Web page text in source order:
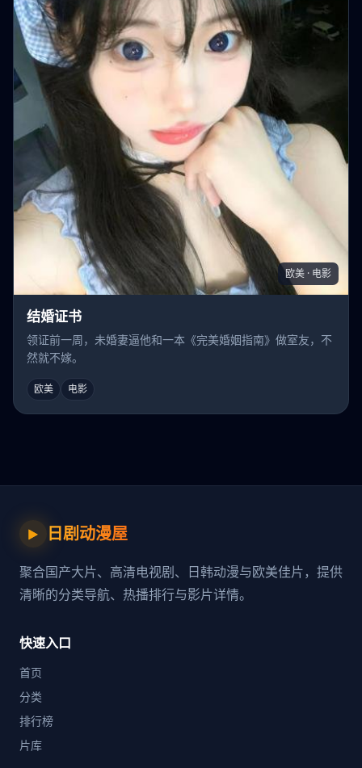
欧美 · 电影
结婚证书
领证前一周，未婚妻逼他和一本《完美婚姻指南》做室友，不
然就不嫁。
欧美 电影
▶ 日剧动漫屋
聚合国产大片、高清电视剧、日韩动漫与欧美佳片，提供
清晰的分类导航、热播排行与影片详情。
快速入口
首页
分类
排行榜
片库